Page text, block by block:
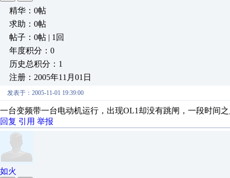
精华：0帖
求助：0帖
帖子：0帖 | 1回
年度积分：0
历史总积分：1
注册：2005年11月01日
发表于：2005-11-01 19:39:00
一台变频带一台电动机运行，出现OL1却没有跳闸，一段时间
回复 引用 举报
如火